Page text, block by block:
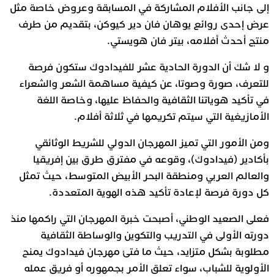
إلى جانب الأفلام المشاركة في المسابقة وعروض خاصة مثل
عرض إحدى روائع يوهان فان دير كيوكن، بتقديم من طرف
منتج أحدث أفلامه، بيتر فان هويستي.
و لا شك أن الدورة الحادية عشر للفيدادوك ستكون فرصة
للتعرف، صورة وصوتا، عن كيفية مساهمة الشعر والشعراء
في تأكيد هوياتنا الثقافية والحفاظ عليها، وخاصة اللغة
الأمازيغية التي سيتم تكريمها في ثلاثة أفلام.
ومن الأمور التي تميز المهرجان الدولي للشريط الوثائقي
بأكادير (فيدادوك)، وقوعه في مفترق طرق بين إفريقيا
والعالم العربي ومنطقة البحر الأبيض المتوسط، حيث تمثل
كل دورة فرصة لإعادة تأكيد هذه الهوية المتعددة.
فعلى الصعيد الوطني، أصبحت خبرة المهرجان التي راكمها منذ
دورته الأولى في التدريب والتكوين والوساطة الثقافية
مطلوبة بشكل متزايد، حيث ما فتئ مهرجان فيدادوك يمنح
الأولوية للشباب، سواء تعلق الأمر بجمهوره أو فريق عمله